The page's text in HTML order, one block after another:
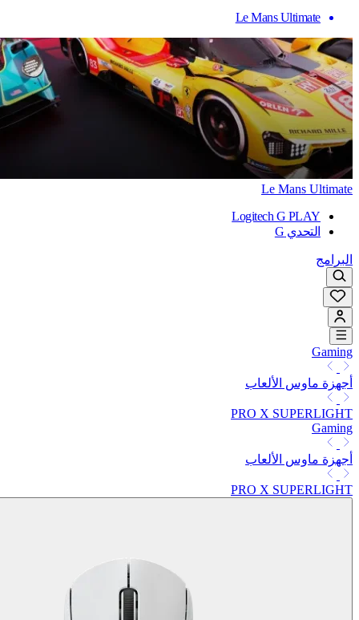
Le Mans Ultimate
Le Mans Ultimate
Logitech G PLAY
التحدي G
البرامج
Gaming
أجهزة ماوس الألعاب
PRO X SUPERLIGHT
Gaming
أجهزة ماوس الألعاب
PRO X SUPERLIGHT